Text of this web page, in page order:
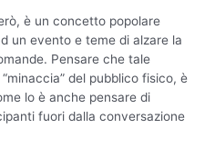
è un concetto popolare
un evento e teme di alzare la
Pensare che tale
del pubblico fisico, è
lo è anche pensare di
fuori dalla conversazione